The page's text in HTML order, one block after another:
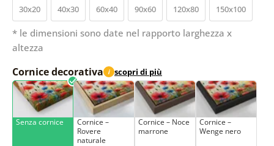
30x20 40x30 60x40 90x60 120x80 150x100
* le dimensioni sono date nel rapporto larghezza x
altezza
Cornice decorativa i scopri di più
Senza cornice
Cornice –
Rovere
naturale
Cornice – Noce
marrone
Cornice –
Wenge nero